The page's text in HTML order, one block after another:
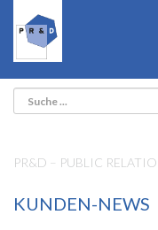
PR&D – PUBLIC
KUNDEN-NEWS